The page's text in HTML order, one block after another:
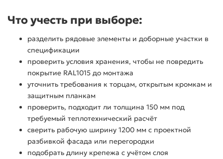
Что учесть при выборе:
разделить рядовые элементы и доборные участки в
спецификации
проверить условия хранения, чтобы не повредить
покрытие RAL1015 до монтажа
уточнить требования к торцам, открытым кромкам и
защитным планкам
проверить, подходит ли толщина 150 мм под
требуемый теплотехнический расчёт
сверить рабочую ширину 1200 мм с проектной
разбивкой фасада или перегородки
подобрать длину крепежа с учётом слоя